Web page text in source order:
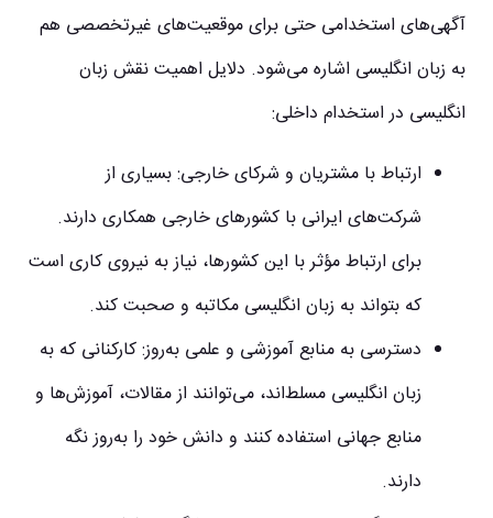
آگهی‌های استخدامی حتی برای موقعیت‌های غیرتخصصی هم
به زبان انگلیسی اشاره می‌شود. دلایل اهمیت نقش زبان
انگلیسی در استخدام داخلی:
ارتباط با مشتریان و شرکای خارجی: بسیاری از
شرکت‌های ایرانی با کشورهای خارجی همکاری دارند.
برای ارتباط مؤثر با این کشورها، نیاز به نیروی کاری است
که بتواند به زبان انگلیسی مکاتبه و صحبت کند.
دسترسی به منابع آموزشی و علمی به‌روز: کارکنانی که به
زبان انگلیسی مسلط‌اند، می‌توانند از مقالات، آموزش‌ها و
منابع جهانی استفاده کنند و دانش خود را به‌روز نگه
دارند.